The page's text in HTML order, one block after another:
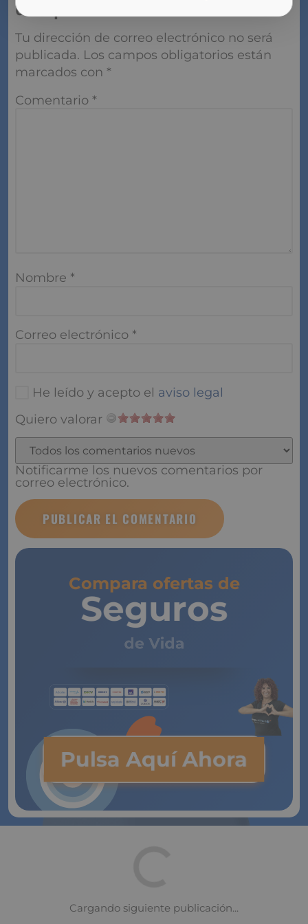
Tu dirección de correo electrónico no será
publicada. Los campos obligatorios están
marcados con *
Comentario *
Nombre *
Correo electrónico *
He leído y acepto el aviso legal
Quiero valorar
Notificarme los nuevos comentarios por
correo electrónico.
Compara ofertas de
Seguros
de Vida
Pulsa Aquí Ahora